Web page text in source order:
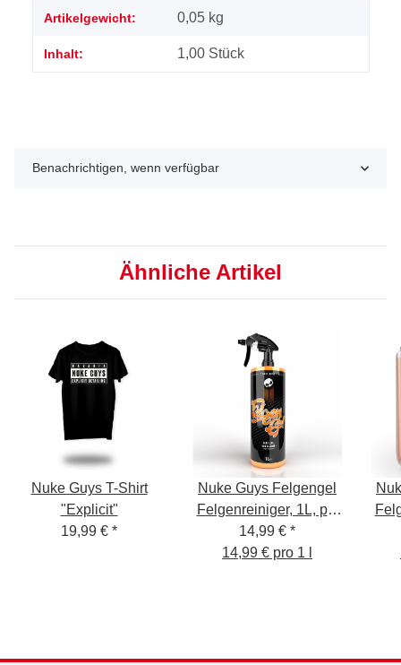
Artikelgewicht: 0,05 kg
Inhalt: 1,00 Stück
Benachrichtigen, wenn verfügbar
Ähnliche Artikel
Nuke Guys T-Shirt
"Explicit"
19,99 € *
Nuke Guys Felgengel
Felgenreiniger, 1L, pH
neutral + Sprühkopf
14,99 € *
14,99 € pro 1 l